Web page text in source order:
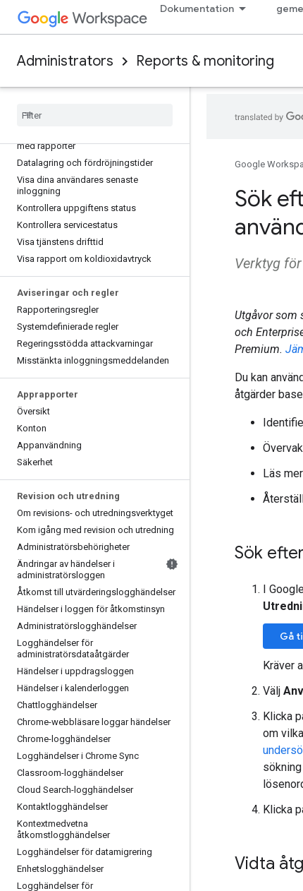
Dokumentation
Administrators Reports & monitoring
Översikt över rapporter
med rapporter
Datalagring och fördröjningstider
Visa dina användares senaste
inloggning
Kontrollera uppgiftens status
Kontrollera servicestatus
Visa tjänstens drifttid
Visa rapport om koldioxidavtryck
Aviseringar och regler
Rapporteringsregler
Systemdefinierade regler
Regeringsstödda attackvarningar
Misstänkta inloggningsmeddelanden
Apprapporter
Översikt
Konton
Appanvändning
Säkerhet
Revision och utredning
Om revisions- och utredningsverktyget
Kom igång med revision och utredning
Administratörsbehörigheter
Ändringar av händelser i
administratörsloggen
Åtkomst till utvärderingslogghändelser
Händelser i loggen för åtkomstinsyn
Administratörslogghändelser
Logghändelser för
administratörsdataåtgärder
Händelser i uppdragsloggen
Händelser i kalenderloggen
Chattlogghändelser
Chrome-webbläsare loggar händelser
Chrome-logghändelser
Logghändelser i Chrome Sync
Classroom-logghändelser
Cloud Search-logghändelser
Kontaktlogghändelser
Kontextmedvetna
åtkomstlogghändelser
Logghändelser för datamigrering
Enhetslogghändelser
Logghändelser för
Google
Sök
Verktyg
Utgåvor som
och
Premium.
Du kan
åtgärder
Läs
Sök
I
Gå
Kräver
Välj
Klicka
om
Klicka
Vidta